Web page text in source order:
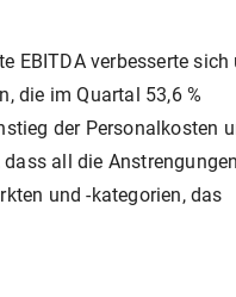
EBITDA verbesserte sich
die im Quartal 53,6 %
der Personalkosten
all die
und -kategorien, das